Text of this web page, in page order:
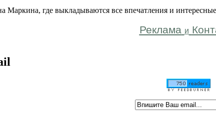
Маркина, где выкладываются все впечатления и
Реклама и